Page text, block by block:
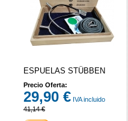
ESPUELAS STÜBBEN
Precio Oferta:
29,90 € IVA incluido
41,14 €